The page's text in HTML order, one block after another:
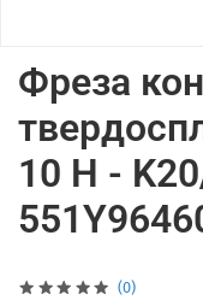
(0)
Фреза
10 H -